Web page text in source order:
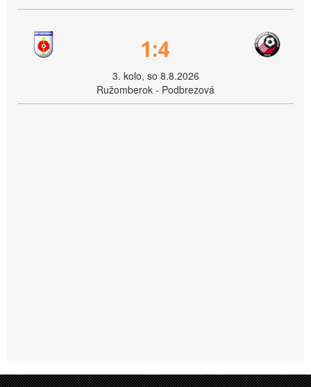
1:4
3. kolo, so 8.8.2026
Ružomberok - Podbrezová